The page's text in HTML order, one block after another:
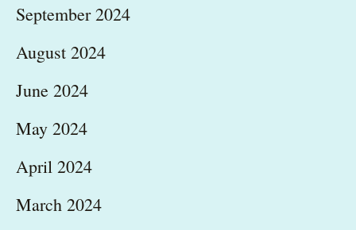
September 2024
August 2024
June 2024
May 2024
April 2024
March 2024